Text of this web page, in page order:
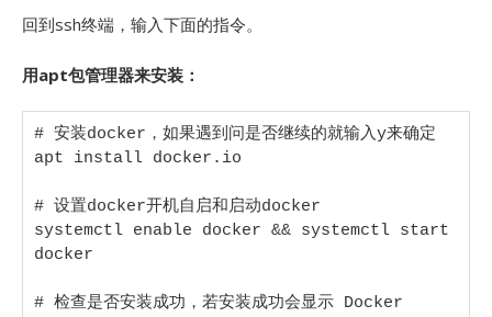
回到ssh终端，输入下面的指令。
用apt包管理器来安装：
# 安装docker，如果遇到问是否继续的就输入y来确定
apt install docker.io
# 设置docker开机自启和启动docker
systemctl enable docker && systemctl start
docker
# 检查是否安装成功，若安装成功会显示 Docker